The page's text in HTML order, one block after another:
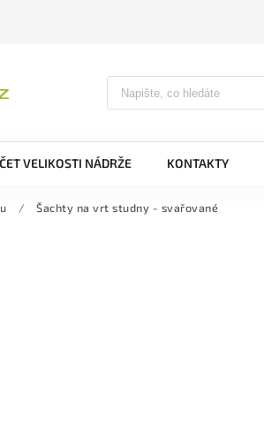
VELIKOSTI NÁDRŽE KONTAKTY
/ Šachty na vrt studny - svařované